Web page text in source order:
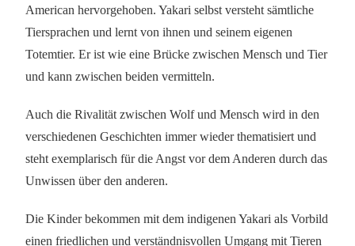
American hervorgehoben. Yakari selbst versteht sämtliche
Tiersprachen und lernt von ihnen und seinem eigenen
Totemtier. Er ist wie eine Brücke zwischen Mensch und Tier
und kann zwischen beiden vermitteln.
Auch die Rivalität zwischen Wolf und Mensch wird in den
verschiedenen Geschichten immer wieder thematisiert und
steht exemplarisch für die Angst vor dem Anderen durch das
Unwissen über den anderen.
Die Kinder bekommen mit dem indigenen Yakari als Vorbild
einen friedlichen und verständnisvollen Umgang mit Tieren